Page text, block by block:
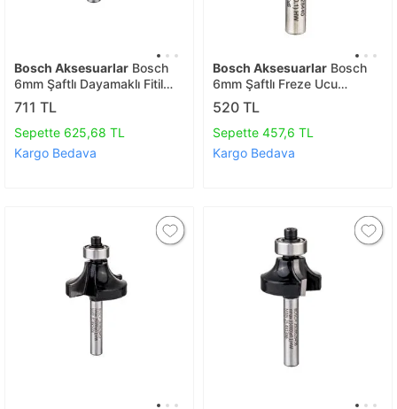
Bosch Aksesuarlar Bosch
6mm Şaftlı Dayamaklı Fitil
Freze Ucu 6*25,4*54
2608628455
711 TL
Sepette 625,68 TL
Kargo Bedava
Bosch Aksesuarlar Bosch
6mm Şaftlı Freze Ucu
6*19*51 2608628440
520 TL
Sepette 457,6 TL
Kargo Bedava